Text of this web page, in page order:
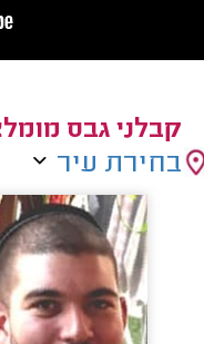
קבלני גבס
בחירת עיר